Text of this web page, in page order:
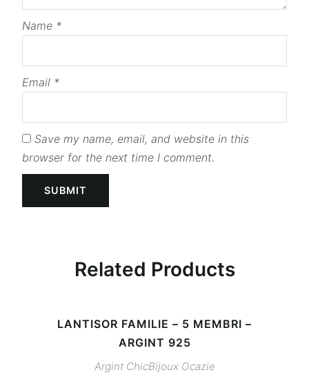
Name *
Email *
Save my name, email, and website in this
browser for the next time I comment.
Related Products
LANTISOR FAMILIE – 5 MEMBRI –
ARGINT 925
Argint ChicBijoux Ocazie